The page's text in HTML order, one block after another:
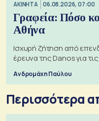
ΑΚΙΝΗΤΑ 06.08.2026, 07:00
Γραφεία: Πόσο
Αθήνα
Ισχυρή ζήτηση από
έρευνα της Danos για
Ανδρομάχη Παύλου
Περισσότερα